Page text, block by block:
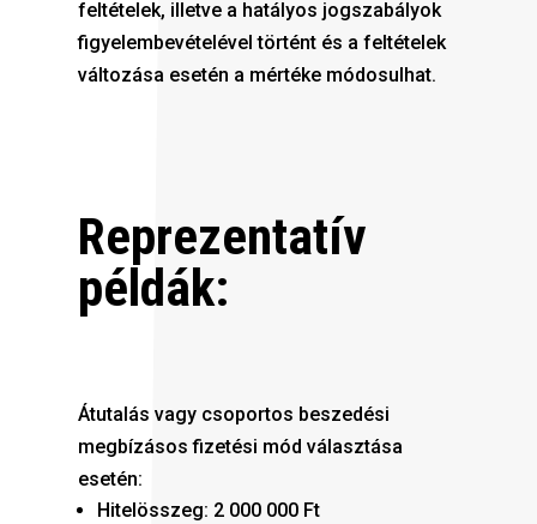
feltételek, illetve a hatályos jogszabályok
figyelembevételével történt és a feltételek
változása esetén a mértéke módosulhat.
Reprezentatív
példák:
Átutalás vagy csoportos beszedési
megbízásos fizetési mód választása
esetén:
Hitelösszeg: 2 000 000 Ft